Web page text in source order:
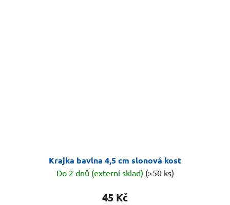
Krajka bavlna 4,5 cm slonová kost
Do 2 dnů (externí sklad) (>50 ks)
45 Kč